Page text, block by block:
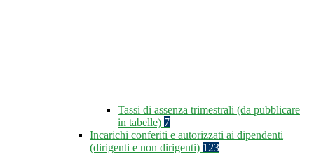
Tassi di assenza trimestrali (da pubblicare
in tabelle) 7
Incarichi conferiti e autorizzati ai dipendenti
(dirigenti e non dirigenti) 123